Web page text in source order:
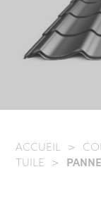
ACCUEIL /
TUILE
/